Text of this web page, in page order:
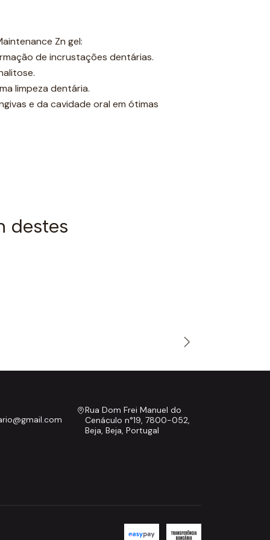
Zn gel:
de incrustações dentárias.
limpeza dentária.
e da cavidade oral em ótimas
destes
Rua Dom Frei Manuel do
Cenáculo n°19, 7800-052,
Beja, Beja, Portugal